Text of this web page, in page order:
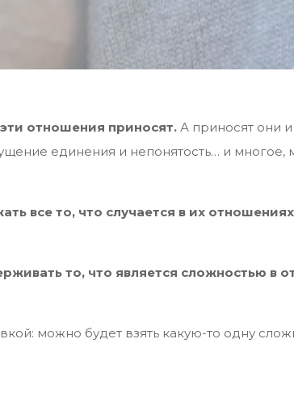
отношения приносят. А приносят они
единения и непонятость… и многое,
все то, что случается в их
то, что является сложностью в
можно будет взять какую-то одну